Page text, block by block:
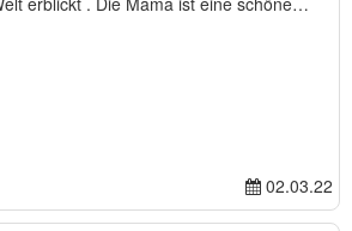
02.03.22